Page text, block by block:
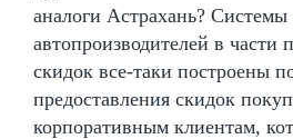
аналоги Астрахань?
автопроизводителей в части
скидок все-таки построены
предоставления скидок
корпоративным клиентам,